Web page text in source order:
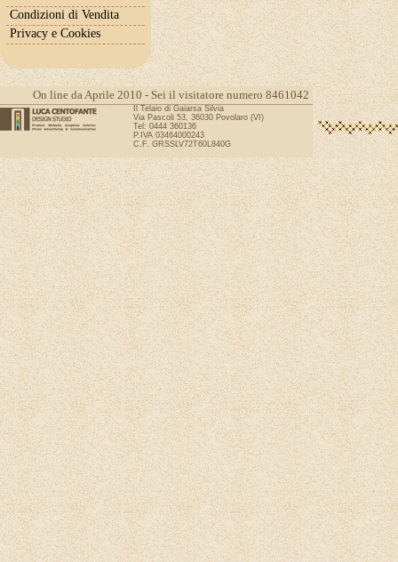
Condizioni di Vendita
Privacy e Cookies
On line da Aprile 2010 - Sei il visitatore numero 8461042
Il Telaio di Gaiarsa Silvia
Via Pascoli 53, 36030 Povolaro (VI)
Tel: 0444 360136
P.IVA 03464000243
C.F. GRSSLV72T60L840G